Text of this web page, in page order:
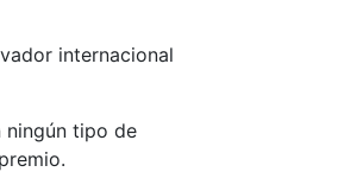
internacional
ningún tipo de